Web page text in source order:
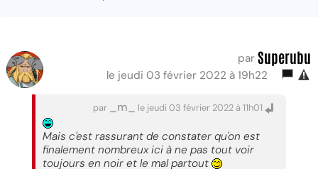
par Superubu
le jeudi 03 février 2022 à 19h22
par _m_ le jeudi 03 février 2022 à 11h01
Mais c'est rassurant de constater qu'on est
finalement nombreux ici à ne pas tout voir
toujours en noir et le mal partout